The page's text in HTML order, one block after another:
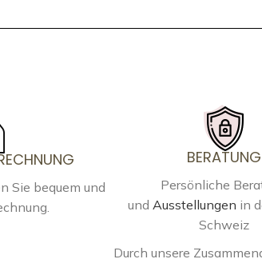
Sie bequem und
BERATUNG
Persönliche
und Ausstellungen in
Schweiz
Durch unsere